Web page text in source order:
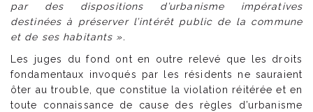
par des dispositions d’urbanisme impératives
destinées à préserver l’intérêt public de la commune
et de ses habitants ».
Les juges du fond ont en outre relevé que les droits
fondamentaux invoqués par les résidents ne sauraient
ôter au trouble, que constitue la violation réitérée et en
toute connaissance de cause des règles d’urbanisme